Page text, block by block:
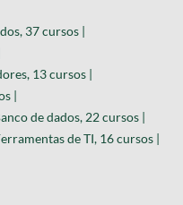
37 cursos |
13 cursos |
|
de dados, 22 cursos |
de TI, 16 cursos |